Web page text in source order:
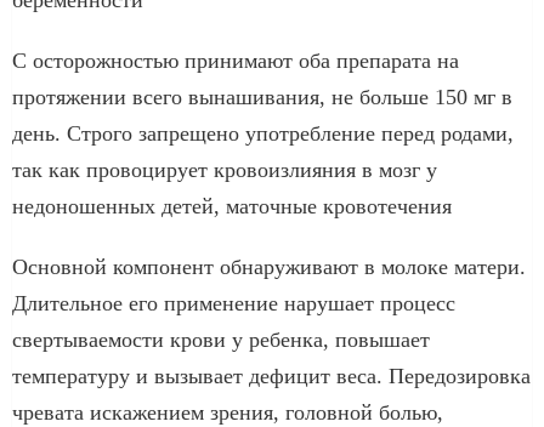
С осторожностью принимают оба препарата на
протяжении всего вынашивания, не больше 150 мг в
день. Строго запрещено употребление перед родами,
так как провоцирует кровоизлияния в мозг у
недоношенных детей, маточные кровотечения
Основной компонент обнаруживают в молоке матери.
Длительное его применение нарушает процесс
свертываемости крови у ребенка, повышает
температуру и вызывает дефицит веса. Передозировка
чревата искажением зрения, головной болью,